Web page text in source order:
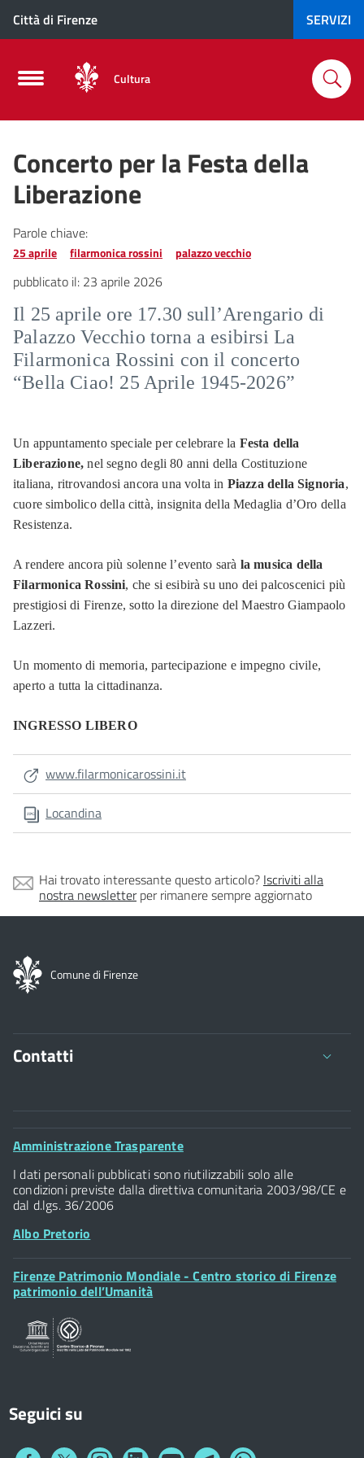
Città di Firenze SERVIZI
Cultura
Concerto per la Festa della
Liberazione
Parole chiave:
25 aprile filarmonica rossini palazzo vecchio
pubblicato il: 23 aprile 2026
Il 25 aprile ore 17.30 sull’Arengario di
Palazzo Vecchio torna a esibirsi La
Filarmonica Rossini con il concerto
“Bella Ciao! 25 Aprile 1945-2026”
Un appuntamento speciale per celebrare la Festa della
Liberazione, nel segno degli 80 anni della Costituzione
italiana, ritrovandosi ancora una volta in Piazza della Signoria,
cuore simbolico della città, insignita della Medaglia d’Oro della
Resistenza.
A rendere ancora più solenne l’evento sarà la musica della
Filarmonica Rossini, che si esibirà su uno dei palcoscenici più
prestigiosi di Firenze, sotto la direzione del Maestro Giampaolo
Lazzeri.
Un momento di memoria, partecipazione e impegno civile,
aperto a tutta la cittadinanza.
INGRESSO LIBERO
www.filarmonicarossini.it
Locandina
Hai trovato interessante questo articolo? Iscriviti alla
nostra newsletterper rimanere sempre aggiornato
Comune di Firenze
Contatti
Comune di Firenze
Palazzo Vecchio
Piazza della Signoria - 50122, Firenze
P.IVA 01307110484
Posta Elettronica Certificata
Footer
Amministrazione Trasparente
I dati personali pubblicati sono riutilizzabili solo alle
condizioni previste dalla direttiva comunitaria 2003/98/CE e
dal d.lgs. 36/2006
Albo Pretorio
Footer
Widget
Firenze Patrimonio Mondiale - Centro storico di Firenze
patrimonio dell’Umanità
Seguici su
Collegamento
CollegamentoCollegamentoCollegamentoCollegamento
CollegamentoCollegamento